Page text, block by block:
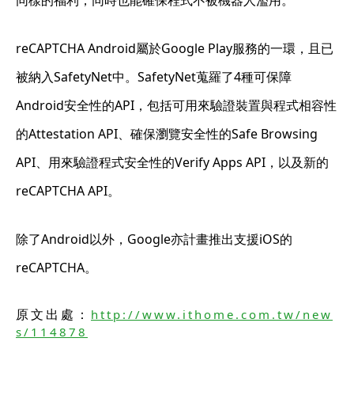
reCAPTCHA Android屬於Google Play服務的一環，且已
被納入SafetyNet中。SafetyNet蒐羅了4種可保障
Android安全性的API，包括可用來驗證裝置與程式相容性
的Attestation API、確保瀏覽安全性的Safe Browsing
API、用來驗證程式安全性的Verify Apps API，以及新的
reCAPTCHA API。
除了Android以外，Google亦計畫推出支援iOS的
reCAPTCHA。
原文出處： http://www.ithome.com.tw/new
s/114878